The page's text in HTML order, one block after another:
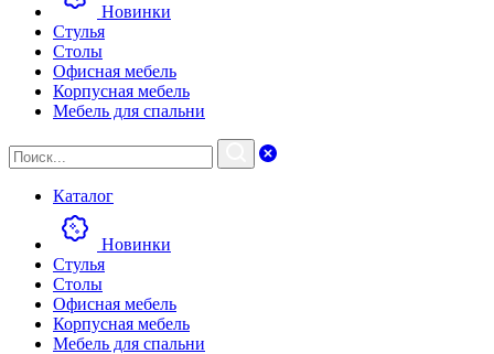
Новинки
Стулья
Столы
Офисная мебель
Корпусная мебель
Мебель для спальни
Каталог
Новинки
Стулья
Столы
Офисная мебель
Корпусная мебель
Мебель для спальни